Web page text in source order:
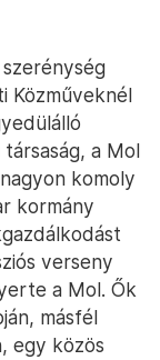
Közműveknél
a Mol
komoly
kormány
verseny
a Mol. Ők
másfél
egy közös